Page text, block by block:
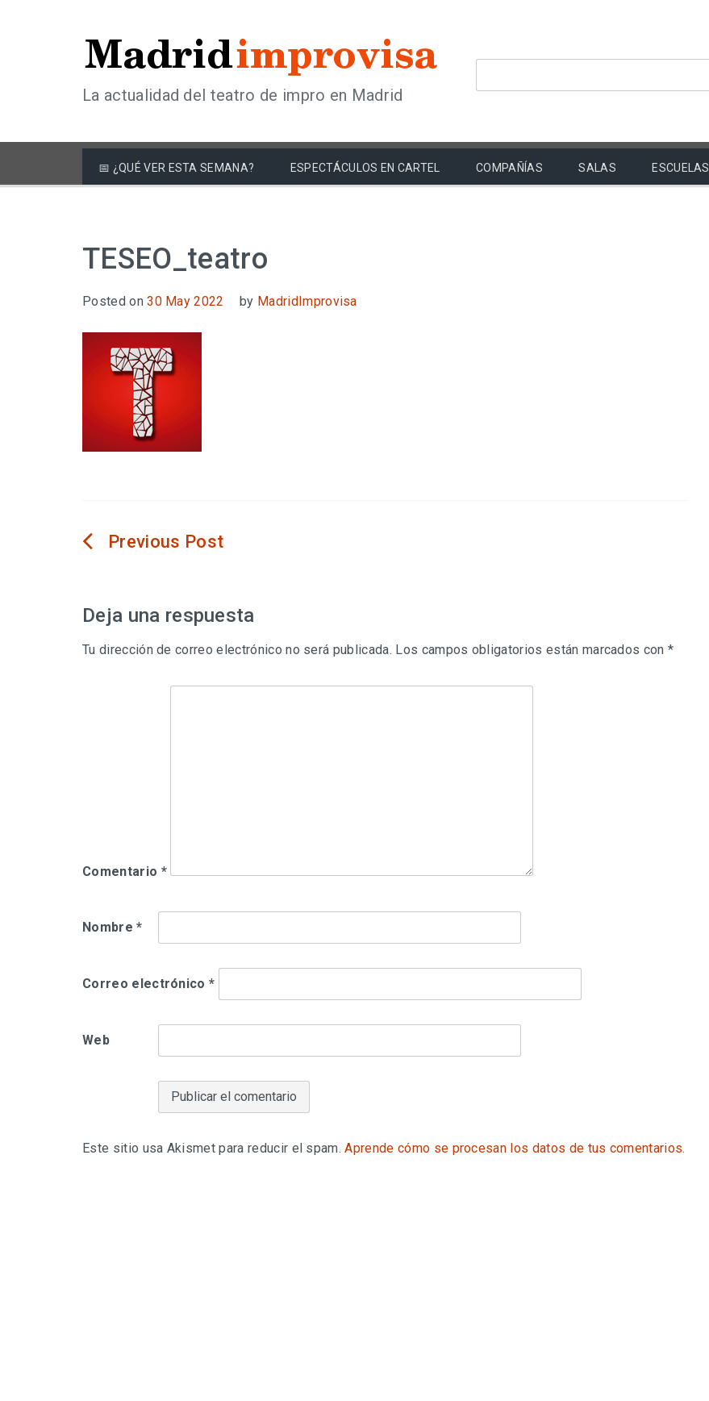
La actualidad del teatro de impro en Madrid
📅 ¿QUÉ VER ESTA SEMANA? ESPECTÁCULOS EN CARTEL COMPAÑÍAS SALAS ESCUELAS
TESEO_teatro
Posted on30 May 2022 by MadridImprovisa
Navegación
entradas
Deja una respuesta
Tu dirección de correo electrónico no será publicada. Los campos obligatorios están marcados con*
Comentario *
Nombre*
Correo electrónico*
Web
Este sitio usa Akismet para reducir el spam.Aprende cómo se procesan los datos de tus comentarios.